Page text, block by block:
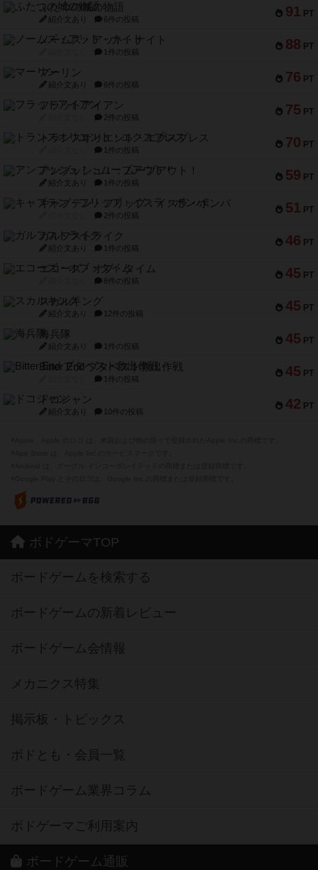
91 PT
ふたつの城の物語
紹介文あり 6件の投稿
88 PT
ノームズ・アット・ナイト
1件の投稿
76 PT
マーリン
紹介文あり 6件の投稿
75 PT
フラットアイアン
2件の投稿
70 PT
トランスオリエント・エクスプレス
1件の投稿
59 PT
アンブッシュ！：ムーブアウト！
紹介文あり 1件の投稿
51 PT
キャプテン・フリップ：イスラ・ボンバ
2件の投稿
46 PT
ガルフストライク
紹介文あり 1件の投稿
45 PT
エコーズ・オブ・タイム
8件の投稿
45 PT
スカルキング
紹介文あり 12件の投稿
45 PT
海兵隊
紹介文あり 1件の投稿
45 PT
Bitter End ブタペスト救出作戦
1件の投稿
42 PT
ドコジャン
紹介文あり 10件の投稿
ボドゲーマTOP
ボードゲームを検索する
ボードゲームの新着レビュー
ボードゲーム会情報
メカニクス特集
掲示板・トピックス
ボドとも・会員一覧
ボードゲーム業界コラム
ボドゲーマご利用案内
ボードゲーム通販